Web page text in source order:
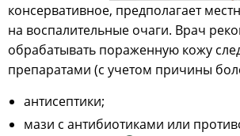
консервативное, предполагает
на воспалительные очаги. Врач
обрабатывать пораженную кожу
препаратами (с учетом причины
антисептики;
мази с антибиотиками или